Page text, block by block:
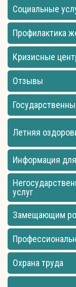
Социальные
Профилактика
Кризисные
Отзывы
Летняя
Информация
услуг
Замещающим
Охрана труда